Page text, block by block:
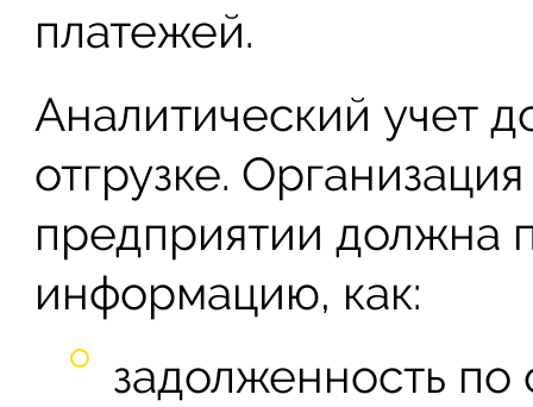
платежей.
Аналитический учет
отгрузке.
предприятии должна
информацию, как:
задолженность по